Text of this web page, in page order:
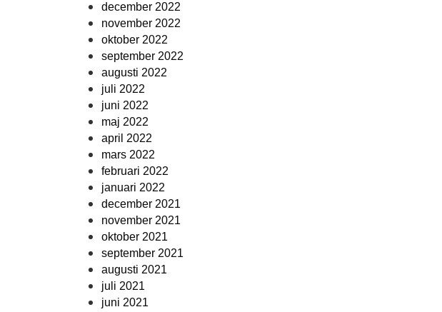
december 2022
november 2022
oktober 2022
september 2022
augusti 2022
juli 2022
juni 2022
maj 2022
april 2022
mars 2022
februari 2022
januari 2022
december 2021
november 2021
oktober 2021
september 2021
augusti 2021
juli 2021
juni 2021